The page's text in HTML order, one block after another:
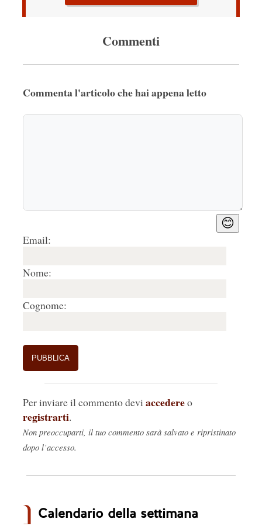
Commenti
Commenta l'articolo che hai appena letto
😊
Email:
Nome:
Cognome:
Per inviare il commento devi accedereo
registrarti.
Non preoccuparti, il tuo commento sarà salvato e ripristinato
dopo l’accesso.
Calendario della settimana